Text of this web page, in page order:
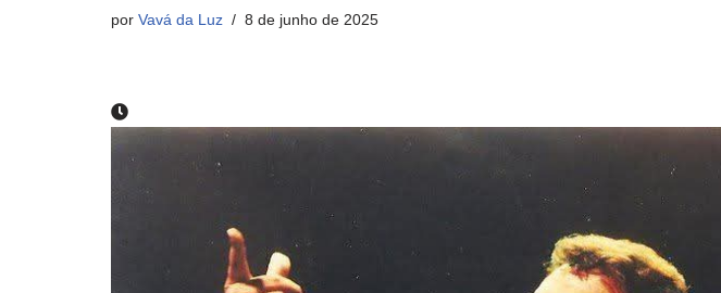
por Vavá da Luz 8 de junho de 2025